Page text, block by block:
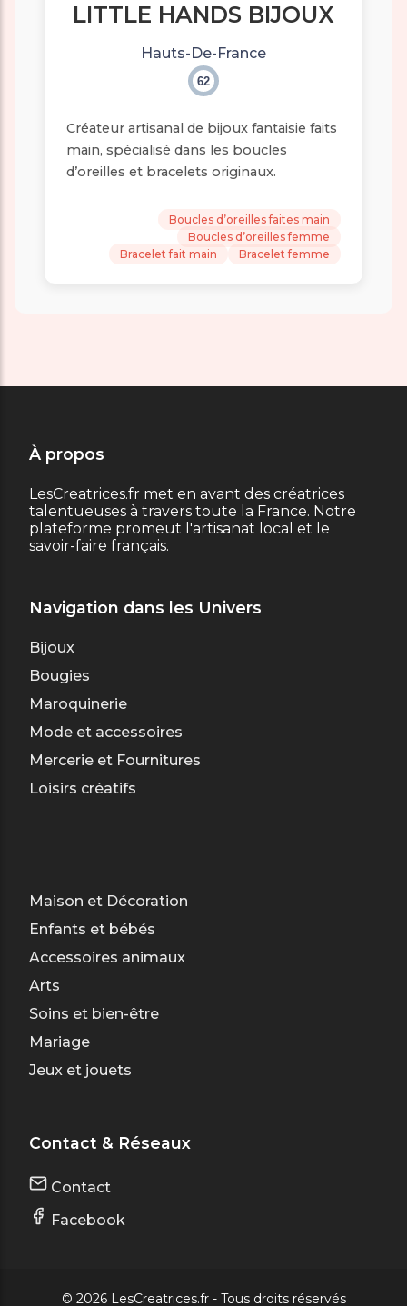
LITTLE HANDS BIJOUX
Hauts-De-France
62
Créateur artisanal de bijoux fantaisie faits
main, spécialisé dans les boucles
d’oreilles et bracelets originaux.
Boucles d’oreilles faites main
Boucles d’oreilles femme
Bracelet fait main
Bracelet femme
À propos
LesCreatrices.fr met en avant des créatrices
talentueuses à travers toute la France. Notre
plateforme promeut l'artisanat local et le
savoir-faire français.
Navigation dans les Univers
Bijoux
Bougies
Maroquinerie
Mode et accessoires
Mercerie et Fournitures
Loisirs créatifs
Maison et Décoration
Enfants et bébés
Accessoires animaux
Arts
Soins et bien-être
Mariage
Jeux et jouets
Contact & Réseaux
Contact
Facebook
© 2026 LesCreatrices.fr - Tous droits réservés